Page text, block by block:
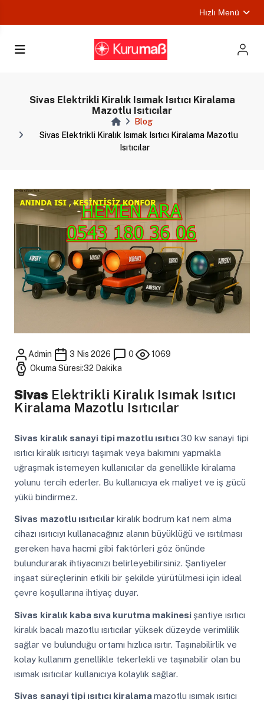
Hızlı Menü
Sivas Elektrikli Kiralık Isımak Isıtıcı Kiralama
Mazotlu Isıtıcılar
Blog
Sivas Elektrikli Kiralık Isımak Isıtıcı Kiralama Mazotlu
Isıtıcılar
Admin 3 Nis 2026 0
1069
Okuma Süresi:32 Dakika
Sivas Elektrikli Kiralık Isımak Isıtıcı
Kiralama Mazotlu Isıtıcılar
Sivas kiralık sanayi tipi mazotlu ısıtıcı30 kw sanayi tipi
ısıtıcı kiralık ısıtıcıyı taşımak veya bakımını yapmakla
uğraşmak istemeyen kullanıcılar da genellikle kiralama
yolunu tercih ederler. Bu kullanıcıya ek maliyet ve iş gücü
yükü bindirmez.
Sivas mazotlu ısıtıcılar kiralık bodrum kat nem alma
cihazı ısıtıcıyı kullanacağınız alanın büyüklüğü ve ısıtılması
gereken hava hacmi gibi faktörleri göz önünde
bulundurarak ihtiyacınızı belirleyebilirsiniz. Şantiyeler
inşaat süreçlerinin etkili bir şekilde yürütülmesi için ideal
çevre koşullarına ihtiyaç duyar.
Sivas kiralık kaba sıva kurutma makinesi şantiye ısıtıcı
kiralık bacalı mazotlu ısıtıcılar yüksek düzeyde verimlilik
sağlar ve bulunduğu ortamı hızlıca ısıtır. Taşınabilirlik ve
kolay kullanım genellikle tekerlekli ve taşınabilir olan bu
ısımak ısıtıcılar kullanıcıya kolaylık sağlar.
Sivas sanayi tipi ısıtıcı kiralamamazotlu ısımak ısıtıcı